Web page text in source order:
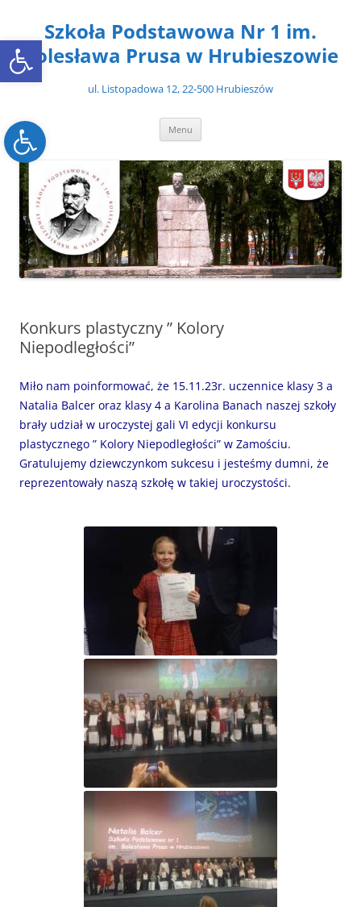
Open toolbar
Open toolbar
treściSzkoła Podstawowa Nr 1 im.
Bolesława Prusa w Hrubieszowie
ul. Listopadowa 12, 22-500 Hrubieszów
Menu
Konkurs plastyczny ” Kolory
Niepodległości”
Miło nam poinformować, że 15.11.23r. uczennice klasy 3 a
Natalia Balcer oraz klasy 4 a Karolina Banach naszej szkoły
brały udział w uroczystej gali VI edycji konkursu
plastycznego ” Kolory Niepodległości” w Zamościu.
Gratulujemy dziewczynkom sukcesu i jesteśmy dumni, że
reprezentowały naszą szkołę w takiej uroczystości.